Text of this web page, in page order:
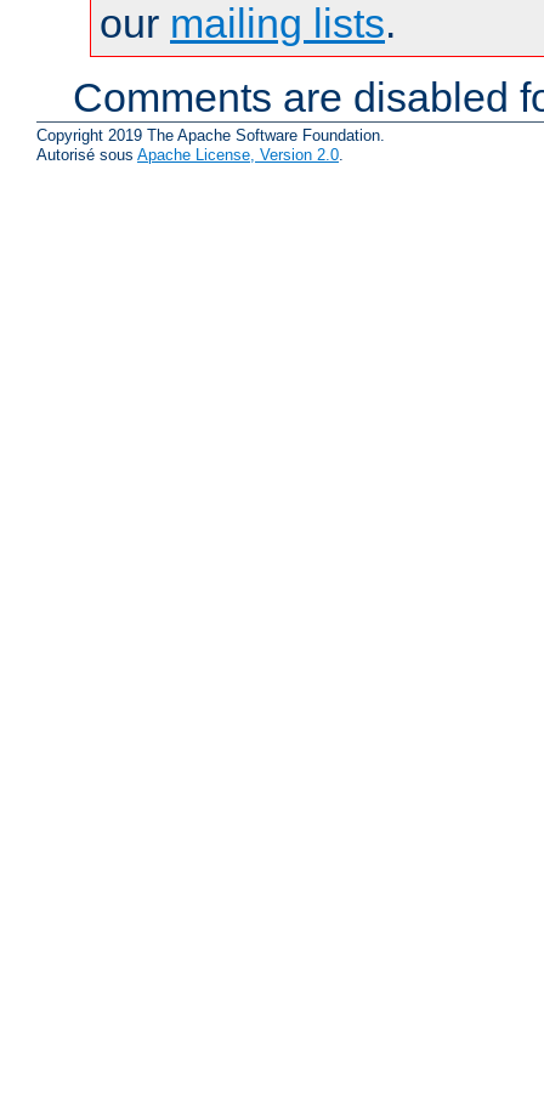
our mailing lists.
Comments are disabled
Copyright 2019 The Apache Software Foundation.
Autorisé sous Apache License, Version 2.0